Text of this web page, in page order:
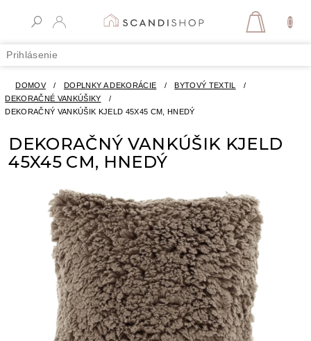
Prihlásenie
DOMOV / DOPLNKY A DEKORÁCIE / BYTOVÝ TEXTIL
/
DEKORAČNÉ VANKÚŠIKY
/
DEKORAČNÝ VANKÚŠIK KJELD 45X45 CM, HNEDÝ
DEKORAČNÝ VANKÚŠIK KJELD
45X45 CM, HNEDÝ